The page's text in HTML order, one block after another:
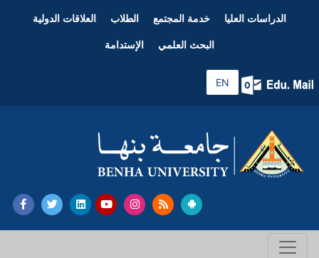
الدراسات العليا خدمة المجتمع الطلاب العلاقات الدولية
البحث العلمي الإستدامة
EN